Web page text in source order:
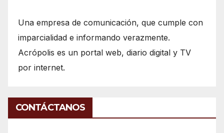
Una empresa de comunicación, que cumple con
imparcialidad e informando verazmente.
Acrópolis es un portal web, diario digital y TV
por internet.
CONTÁCTANOS